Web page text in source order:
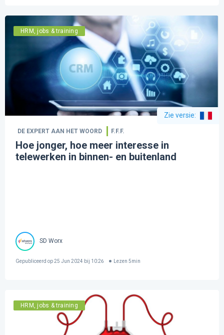
HRM, jobs & training
Zie versie:
DE EXPERT AAN HET WOORD F.F.F.
Hoe jonger, hoe meer interesse in
telewerken in binnen- en buitenland
SD Worx
Gepubliceerd op25 Jun 2024 bij 10:26 Lezen 5min
HRM, jobs & training